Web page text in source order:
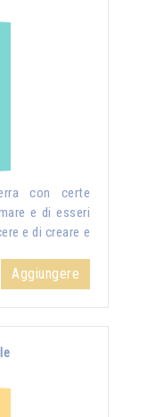
con certe
e di esseri
e di creare e
Aggiungere